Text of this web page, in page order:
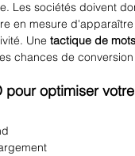
Les sociétés doivent
en mesure
Une tactique de
chances de
pour optimiser